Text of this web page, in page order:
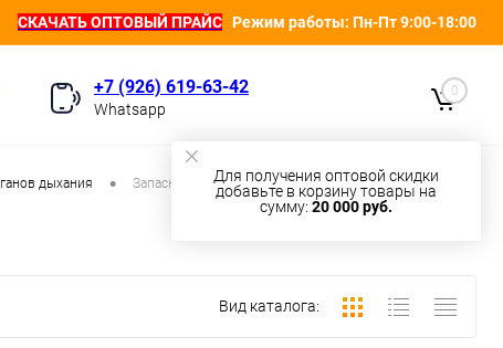
СКАЧАТЬ ОПТОВЫЙ ПРАЙС Режим работы: Пн-Пт 9:00-18:00
+7 (926) 619-63-42
Whatsapp
0
Для получения оптовой скидки
добавьте в корзину товары на
сумму: 20 000 руб.
дыхания • Запасные патроны
Вид каталога: